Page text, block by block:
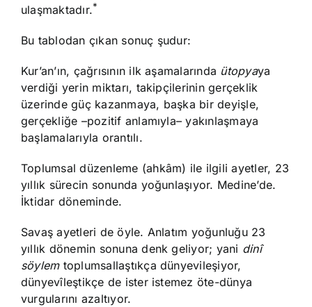
ulaşmaktadır.*
Bu tablodan çıkan sonuç şudur:
Kur’an’ın, çağrısının ilk aşamalarında ütopyaya
verdiği yerin miktarı, takipçilerinin gerçeklik
üzerinde güç kazanmaya, başka bir deyişle,
gerçekliğe –pozitif anlamıyla– yakınlaşmaya
başlamalarıyla orantılı.
Toplumsal düzenleme (ahkâm) ile ilgili ayetler, 23
yıllık sürecin sonunda yoğunlaşıyor. Medine’de.
İktidar döneminde.
Savaş ayetleri de öyle. Anlatım yoğunluğu 23
yıllık dönemin sonuna denk geliyor; yani dinî
söylemtoplumsallaştıkça dünyevileşiyor,
dünyevîleştikçe de ister istemez öte-dünya
vurgularını azaltıyor.